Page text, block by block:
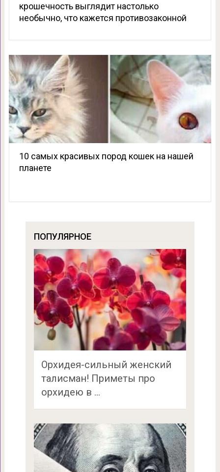
крошечность выглядит настолько
необычно, что кажется противозаконной
10 самых красивых пород кошек на нашей
планете
ПОПУЛЯРНОЕ
Орхидея-сильный женский
талисман! Приметы про
орхидею в …